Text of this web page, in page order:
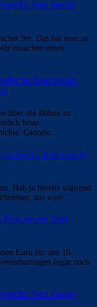
Überspringen
Überspringen